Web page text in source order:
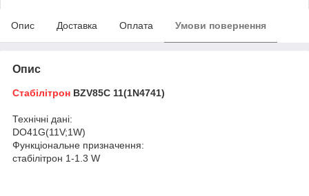
Опис Доставка Оплата Умови повернення
Опис
Стабілітрон BZV85C 11(1N4741)
Технічні дані:
DO41G(11V;1W)
Функціональне призначення:
стабілітрон 1-1.3 W